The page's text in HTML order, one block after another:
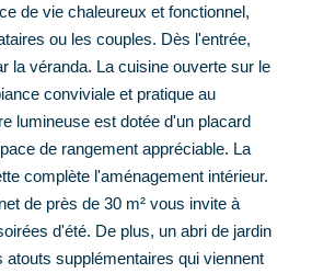
de vie chaleureux et fonctionnel,
ou les couples. Dès l'entrée,
la véranda. La cuisine ouverte sur le
conviviale et pratique au
lumineuse est dotée d'un placard
de rangement appréciable. La
complète l'aménagement intérieur.
de près de 30 m² vous invite à
d'été. De plus, un abri de jardin
atouts supplémentaires qui viennent